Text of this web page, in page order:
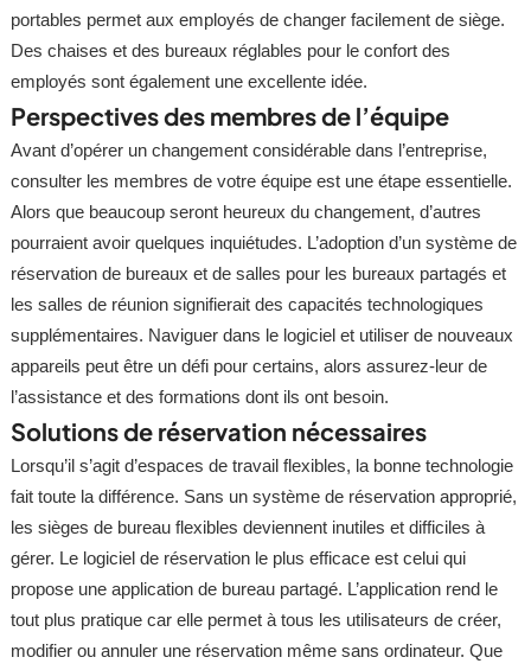
portables permet aux employés de changer facilement de siège.
Des chaises et des bureaux réglables pour le confort des
employés sont également une excellente idée.
Perspectives des membres de l’équipe
Avant d’opérer un changement considérable dans l’entreprise,
consulter les membres de votre équipe est une étape essentielle.
Alors que beaucoup seront heureux du changement, d’autres
pourraient avoir quelques inquiétudes. L’adoption d’un système de
réservation de bureaux et de salles pour les bureaux partagés et
les salles de réunion signifierait des capacités technologiques
supplémentaires. Naviguer dans le logiciel et utiliser de nouveaux
appareils peut être un défi pour certains, alors assurez-leur de
l’assistance et des formations dont ils ont besoin.
Solutions de réservation nécessaires
Lorsqu’il s’agit d’espaces de travail flexibles, la bonne technologie
fait toute la différence. Sans un système de réservation approprié,
les sièges de bureau flexibles deviennent inutiles et difficiles à
gérer. Le logiciel de réservation le plus efficace est celui qui
propose une application de bureau partagé. L’application rend le
tout plus pratique car elle permet à tous les utilisateurs de créer,
modifier ou annuler une réservation même sans ordinateur. Que